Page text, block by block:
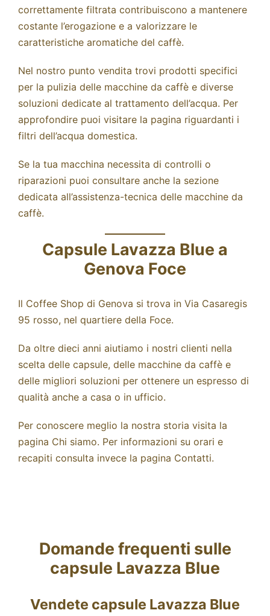
correttamente filtrata contribuiscono a mantenere
costante l’erogazione e a valorizzare le
caratteristiche aromatiche del caffè.
Nel nostro punto vendita trovi prodotti specifici
per la pulizia delle macchine da caffè e diverse
soluzioni dedicate al trattamento dell’acqua. Per
approfondire puoi visitare la pagina riguardanti i
filtri dell’acqua domestica.
Se la tua macchina necessita di controlli o
riparazioni puoi consultare anche la sezione
dedicata all’assistenza-tecnica delle macchine da
caffè.
Capsule Lavazza Blue a
Genova Foce
Il Coffee Shop di Genova si trova in Via Casaregis
95 rosso, nel quartiere della Foce.
Da oltre dieci anni aiutiamo i nostri clienti nella
scelta delle capsule, delle macchine da caffè e
delle migliori soluzioni per ottenere un espresso di
qualità anche a casa o in ufficio.
Per conoscere meglio la nostra storia visita la
pagina Chi siamo. Per informazioni su orari e
recapiti consulta invece la pagina Contatti.
Domande frequenti sulle
capsule Lavazza Blue
Vendete capsule Lavazza Blue